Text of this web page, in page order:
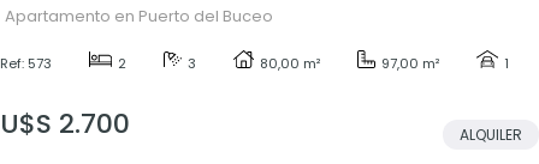
Apartamento en Puerto del Buceo
Ref: 573 2 3 80,00 m² 97,00 m² 1
U$S 2.700 ALQUILER